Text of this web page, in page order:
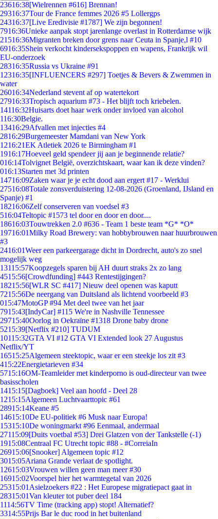
23616:38[Wielrennen #616] Brennan!
29316:37Tour de France femmes 2026 #5 Lollergps
24316:37[Live Eredivisie #1787] We zijn begonnen!
7916:36Unieke aanpak stopt jarenlange overlast in Rotterdamse wijk
21516:36Migranten breken door grens naar Ceuta in Spanje,l #10
6916:35Shein verkocht kindersekspoppen en wapens, Frankrijk wil
EU-onderzoek
28316:35Russia vs Ukraine #91
12316:35[INFLUENCERS #297] Toetjes & Bevers & Zwemmen in
water
26016:34Nederland stevent af op watertekort
27916:33Tropisch aquarium #73 - Het blijft toch kriebelen.
14116:32Huisarts doet haar werk onder invloed van alcohol
116:30Belgie.
13416:29Afvallen met injecties #4
2816:29Burgemeester Mamdani van New York
1216:21EK Atletiek 2026 te Birmingham #1
1916:17Hoeveel geld spendeer jij aan je beginnende relatie?
016:14Tolvignet België, overzichtskaart, waar kan ik deze vinden?
016:13Starten met 3d printen
14716:09Zaken waar je je echt dood aan ergert #17 - Werklui
27516:08Totale zonsverduistering 12-08-2026 (Groenland, IJsland en
Spanje) #1
18216:06Zelf conserveren van voedsel #3
516:04Teltopic #1573 tel door en door en door....
18616:03Touwtrekken 2.0 #636 - Team 1 beste team *G* *O*
19716:01Milky Road Brewery: van hobbybrouwen naar huurbrouwen
#3
2416:01Weer een parkeergarage dicht in Dordrecht, auto's zo snel
mogelijk weg
13115:57Koopzegels sparen bij AH duurt straks 2x zo lang
4515:56[Crowdfunding] #443 Rentestijgingen?
18215:56[WLR SC #417] Nieuw deel openen was kaputt
7215:56De neergang van Duitsland als lichtend voorbeeld #3
015:47MotoGP #94 Met deel twee van het jaar
7915:43[IndyCar] #115 We're in Nashville Tennessee
29715:40Oorlog in Oekraïne #1318 Drone baby drone
5215:39[Netflix #210] TUDUM
10115:32GTA VI #12 GTA VI Extended look 27 Augustus
Netflix/YT
16515:25Algemeen steektopic, waar er een steekje los zit #3
415:22Energietarieven #34
5715:16OM-Teamleider met kinderporno is oud-directeur van twee
basisscholen
1415:15[Dagboek] Veel aan hoofd - Deel 28
1215:15Algemeen Luchtvaarttopic #61
28915:14Keane #5
14615:10De EU-politiek #6 Musk naar Europa!
15315:10De woningmarkt #96 Eenmaal, andermaal
27115:09[Duits voetbal #53] Drei Glatzen von der Tankstelle (-1)
1915:08Centraal FC Utrecht topic #88 - #CorreiaIn
26915:06[Snooker] Algemeen topic #12
3015:05Ariana Grande verlaat de spotlight.
12615:03Vrouwen willen geen man meer #30
16915:02Voorspel hier het warmtegetal van 2026
25315:01 Asielzoekers #22 : Het Europese migratiepact gaat in
28315:01Van kleuter tot puber deel 184
1114:56TV Time (tracking app) stopt! Alternatief?
3314:55Prijs Bar le duc rood in het buitenland